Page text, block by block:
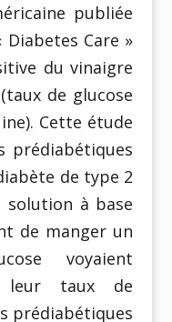
publiée
Care »
du vinaigre
de glucose
Cette étude
prédiabétiques
de type 2
solution à base
de manger un
voyaient
leur taux de
prédiabétiques